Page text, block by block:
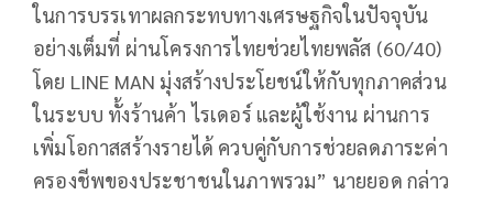
ในการบรรเทาผลกระทบทางเศรษฐกิจในปัจจุบัน
อย่างเต็มที่ ผ่านโครงการไทยช่วยไทยพลัส (60/40)
โดย LINE MAN มุ่งสร้างประโยชน์ให้กับทุกภาคส่วน
ในระบบ ทั้งร้านค้า ไรเดอร์ และผู้ใช้งาน ผ่านการ
เพิ่มโอกาสสร้างรายได้ ควบคู่กับการช่วยลดภาระค่า
ครองชีพของประชาชนในภาพรวม” นายยอด กล่าว